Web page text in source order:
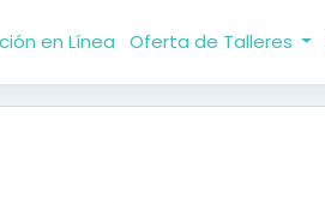
en Línea Oferta de Talleres